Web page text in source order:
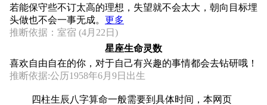
若能保守些不订太高的理想，失望就不会太大，朝向目标埋
头做也不会一事无成。 更多
推断依据：室宿 (4月22日)
星座生命灵数
喜欢自由自在的你，对于自己有兴趣的事情都会去钻研哦！
推断依据:公历1958年6月9日出生
四柱生辰八字算命一般需要到具体时间，本网页